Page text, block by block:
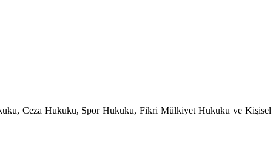
Ceza Hukuku, Spor Hukuku, Fikri Mülkiyet Hukuku ve Kişisel